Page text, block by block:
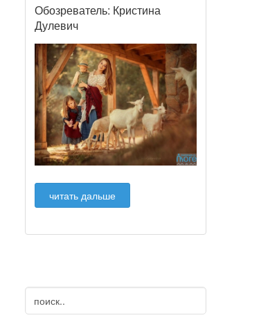
Обозреватель: Кристина
Дулевич
читать дальше